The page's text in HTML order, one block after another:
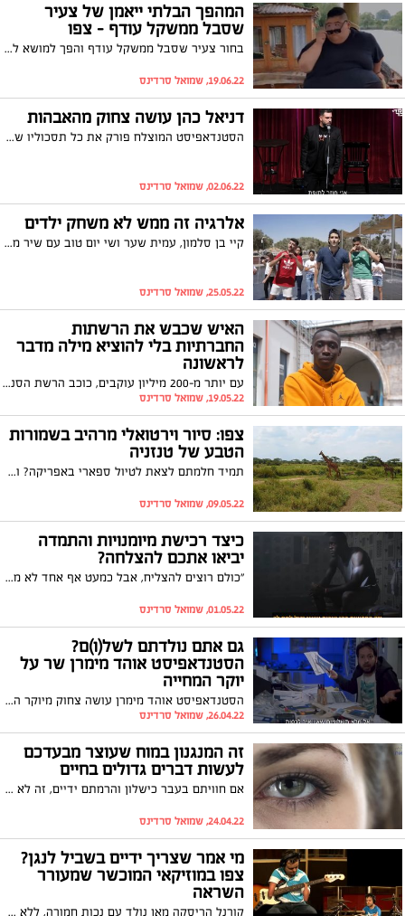
המהפך הבלתי ייאמן של צעיר
שסבל ממשקל עודף – צפו
בחור צעיר שסבל ממשקל עודף והפך למושא ללעג החליט לעשות שינוי של 180 מעלות בחיים. אחרי המון עבודה קשה ויזע ודמעות - צפו במהפך הבלתי ייאמן ומעורר ההשראה שהוא עשה
19.06.22, שמואל סרדינס
דניאל כהן עושה צחוק מהאבהות
הסטנדאפיסט המוצלח פורק את כל תסכוליו של אבא צעיר בקטע סטנדאפ קורע מצחוק - צפו
02.06.22, שמואל סרדינס
אלרגיה זה ממש לא משחק ילדים
קיי בן סלמון, עמית שער ושי יום טוב עם שיר מרגש וחשוב להעלאת המודעות לאלרגיות - צפו
25.05.22, שמואל סרדינס
האיש שכבש את הרשתות
החברתיות בלי להוציא מילה מדבר
לראשונה
עם יותר מ-200 מיליון עוקבים, כוכב הרשת הסנגלי-איטלקי קאבי לאמה כבש את הרשתות החברתיות בכל רחבי העולם - מבלי להוציא מילה מהפה! הוולוגר הערבי-ישראלי, נאס מנאס דיילי יצא לפגוש אותו פנים אל פנים. צפו
19.05.22, שמואל סרדינס
צפו: סיור וירטואלי מרהיב בשמורות
הטבע של טנזניה
תמיד חלמתם לצאת לטיול ספארי באפריקה? ובכן, עד שהחלום יתגשם, אתם מוזמנים לצאת לטיול וירטואלי מרהיב בשמורות הטבע של טנזניה, שיעורר בכם את החשק לארוז תיק ולעלות על הטיסה הקרובה. צפו
09.05.22, שמואל סרדינס
כיצד רכישת מיומנויות והתמדה
יביאו אתכם להצלחה?
"כולם רוצים להצליח, אבל כמעט אף אחד לא מבין שהצלחה היא תהליך ולא משהו שאתה עושה פעם אחת ומסיים אותו": צפו בסרטון מעורר השראה על הקשר בין רכישת מיומנויות והתמדה להצלחה
01.05.22, שמואל סרדינס
גם אתם נולדתם לשל(ו)ם?
הסטנדאפיסט אוהד מימרן שר על
יוקר המחייה
הסטנדאפיסט אוהד מימרן עושה צחוק מיוקר המחייה והמיסים הגבוהים, עם אינטרפרטציה מצחיקה-מרירה לשיר "נולדתי לשלום" של עוזי חיטמן. צפו
26.04.22, שמואל סרדינס
זה המנגנון במוח שעוצר מבעדכם
לעשות דברים גדולים בחיים
אם חוויתם בעבר כישלון והרמתם ידיים, זה לא אומר שהיום אינכם מסוגלים להשיג את מבוקשכם ולהצליח בגדול. אולי לא היו לכם הכישורים המתאימים בזמנו, אבל היום כנראה שאתם אנשים שונים ומי אמר שלא מגיע לכם הזדמנות שנייה? צפו בסרטון מעורר מוטיבציה במיוחד
24.04.22, שמואל סרדינס
מי אמר שצריך ידיים בשביל לנגן?
צפו במוזיקאי המוכשר שמעורר
השראה
קורנל הריסקה מאן נולד עם נכות חמורה, ללא שתי ידיים, אך זה לא מנע ממנו להפוך למוזיקאי נמרץ שיודע לנגן על תופים וגם על גיטרה. קורנל פתח ערוץ יוטיוב אליו הוא מעלה את הביצועים המדהימים שלו וזוכה לאהדה רבה בקרב גולשים שרואים בו כהשראה. צפו :